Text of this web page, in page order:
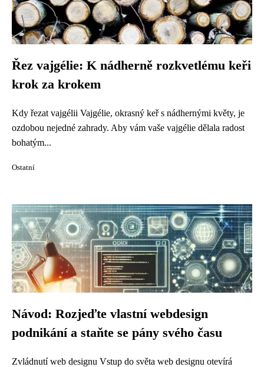
Řez vajgélie: K nádherně rozkvetlému keři
krok za krokem
Kdy řezat vajgélii Vajgélie, okrasný keř s nádhernými květy, je
ozdobou nejedné zahrady. Aby vám vaše vajgélie dělala radost
bohatým...
Ostatní
Návod: Rozjeďte vlastní webdesign
podnikání a staňte se pány svého času
Zvládnutí web designu Vstup do světa web designu otevírá